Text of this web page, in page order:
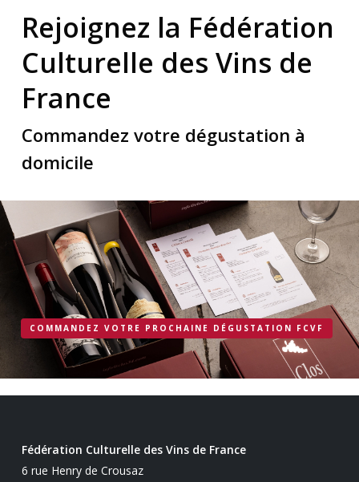
Rejoignez la Fédération
Culturelle des Vins de
France
Commandez votre dégustation à
domicile
COMMANDEZ VOTRE PROCHAINE DÉGUSTATION FCVF
Fédération Culturelle des Vins de France
6 rue Henry de Crousaz